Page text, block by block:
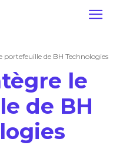
portefeuille de BH Technologies
le
de BH